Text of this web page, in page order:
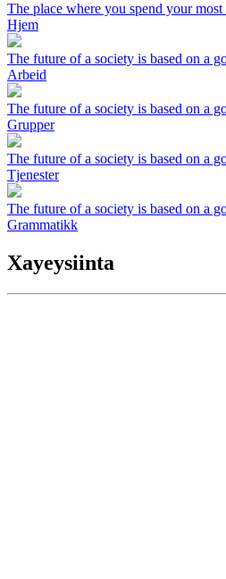
The place where you spend your
Hjem
The future of a society is based on a
Arbeid
The future of a society is based on a
Grupper
The future of a society is based on a
Tjenester
The future of a society is based on a
Grammatikk
Xayeysiinta